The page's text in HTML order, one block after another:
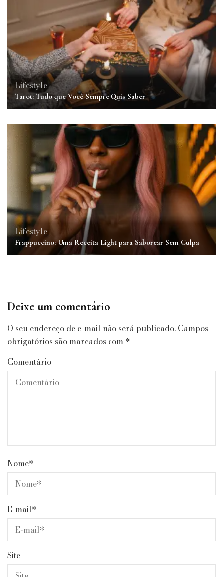
Lifestyle
Tarot: Tudo que Você Sempre Quis Saber
Lifestyle
Frappuccino: Uma Receita Light para Saborear Sem Culpa
Deixe um comentário
O seu endereço de e-mail não será publicado. Campos
obrigatórios são marcados com *
Comentário
Nome*
E-mail*
Site